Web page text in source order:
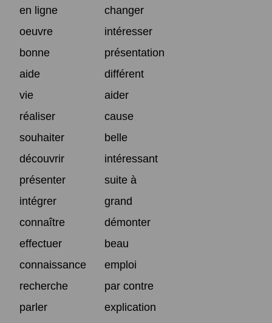
en ligne
changer
oeuvre
intéresser
bonne
présentation
aide
différent
vie
aider
réaliser
cause
souhaiter
belle
découvrir
intéressant
présenter
suite à
intégrer
grand
connaître
démonter
effectuer
beau
connaissance
emploi
recherche
par contre
parler
explication